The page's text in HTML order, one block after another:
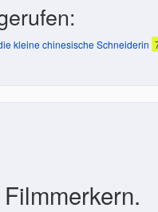
kleine chinesische Schneiderin